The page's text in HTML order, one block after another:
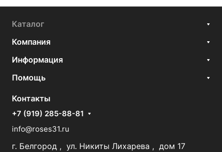
Каталог
Компания
Информация
Помощь
Контакты
+7 (919) 285-88-81
info@roses31.ru
г. Белгород , ул. Никиты Лихарева , дом 17